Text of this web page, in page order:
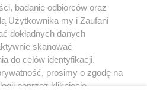
nie może być powielany i rozpowszechniany
sposób (w tym także elektroniczny lub
badanie odbiorców oraz
Użytkownika my i Zaufani
dokładnych danych
skanować
do celów identyfikacji.
prosimy o zgodę na
poprzez kliknięcie